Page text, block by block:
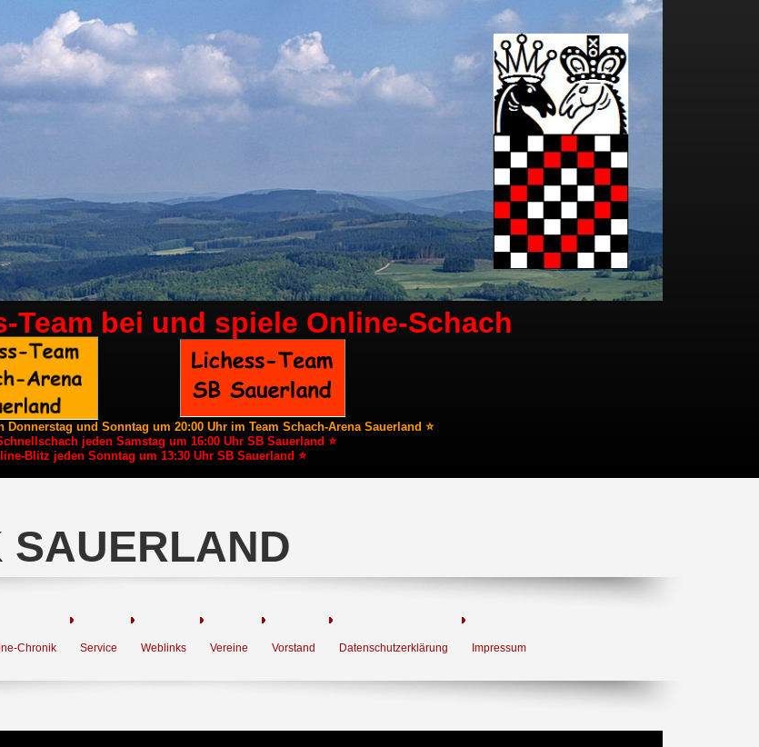
Team bei und spiele Online-Schach
Donnerstag und Sonntag um 20:00 Uhr im Team Schach-Arena Sauerland ⭐
jeden Samstag um 16:00 Uhr SB Sauerland ⭐
Blitz jeden Sonntag um 13:30 Uhr SB Sauerland ⭐
SAUERLAND
Chronik Service Weblinks Vereine Vorstand Datenschutzerklärung Impressum